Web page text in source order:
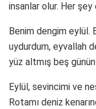
insanlar olur. Her şey
Benim dengim eylül.
uydurdum, eyvallah
yüz altmış beş
Eylül, sevincimi ve
Rotamı deniz